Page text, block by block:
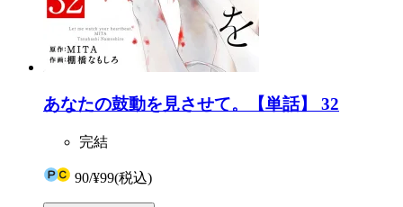
あなたの鼓動を見させて。【単話】 32
完結
90/¥99(税込)